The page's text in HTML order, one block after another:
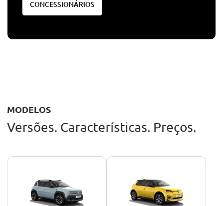
CONCESSIONÁRIOS
MODELOS
Versões. Características. Preços.